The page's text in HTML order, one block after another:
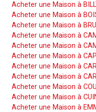
Acheter une Maison à
Acheter une Maison à
Acheter une Maison à
Acheter une Maison à
Acheter une Maison à
Acheter une Maison à
Acheter une Maison à
Acheter une Maison à
Acheter une Maison à
Acheter une Maison à
Acheter une Maison à